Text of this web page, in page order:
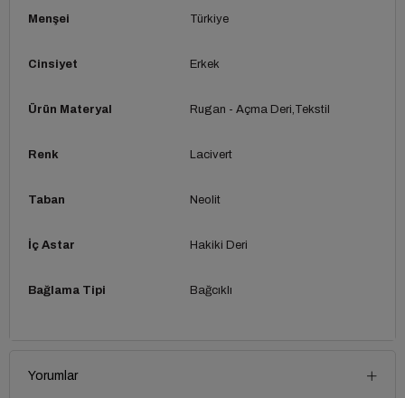
Menşei Türkiye
Cinsiyet Erkek
Ürün Materyal Rugan - Açma Deri Tekstil
Renk Lacivert
Taban Neolit
İç Astar Hakiki Deri
Bağlama Tipi Bağcıklı
Yorumlar